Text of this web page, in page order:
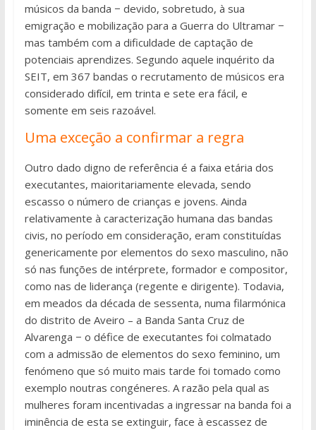
músicos da banda − devido, sobretudo, à sua
emigração e mobilização para a Guerra do Ultramar −
mas também com a dificuldade de captação de
potenciais aprendizes. Segundo aquele inquérito da
SEIT, em 367 bandas o recrutamento de músicos era
considerado difícil, em trinta e sete era fácil, e
somente em seis razoável.
Uma exceção a confirmar a regra
Outro dado digno de referência é a faixa etária dos
executantes, maioritariamente elevada, sendo
escasso o número de crianças e jovens. Ainda
relativamente à caracterização humana das bandas
civis, no período em consideração, eram constituídas
genericamente por elementos do sexo masculino, não
só nas funções de intérprete, formador e compositor,
como nas de liderança (regente e dirigente). Todavia,
em meados da década de sessenta, numa filarmónica
do distrito de Aveiro – a Banda Santa Cruz de
Alvarenga − o défice de executantes foi colmatado
com a admissão de elementos do sexo feminino, um
fenómeno que só muito mais tarde foi tomado como
exemplo noutras congéneres. A razão pela qual as
mulheres foram incentivadas a ingressar na banda foi a
iminência de esta se extinguir, face à escassez de